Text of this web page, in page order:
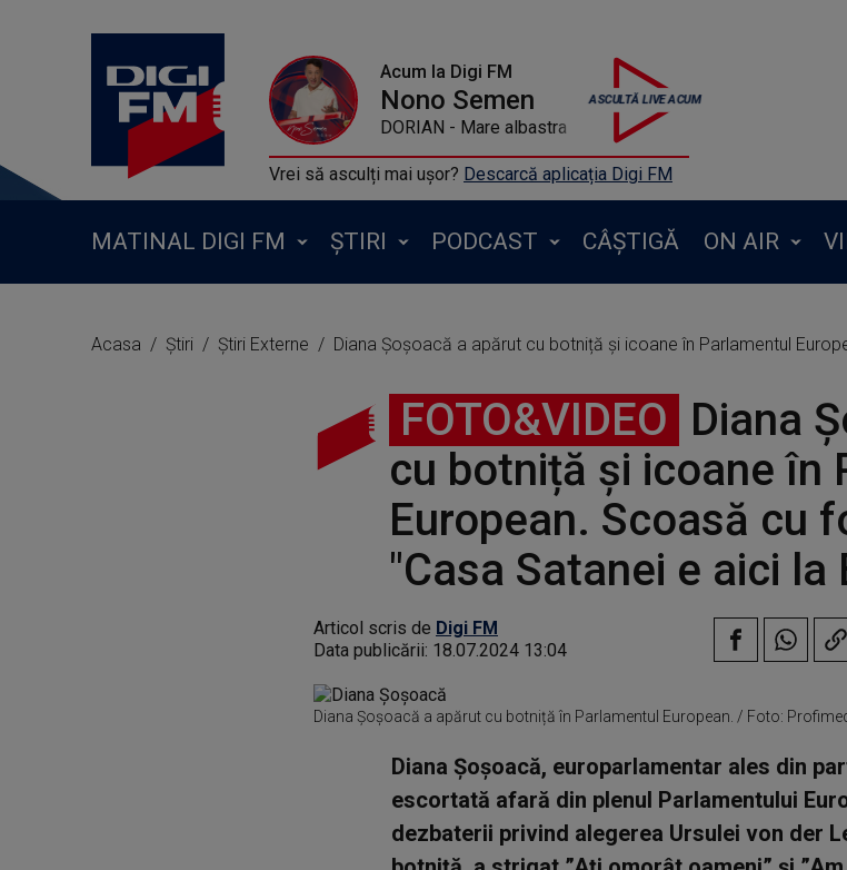
Acum la Digi FM
Nono Semen
DORIAN - Mare albastra
Vrei să asculți mai ușor? Descarcă aplicația Digi FM
MATINAL DIGI FM ȘTIRI PODCAST CÂȘTIGĂ ON AIR
Acasa Știri Știri Externe Diana Șoșoacă a apărut cu botniță și icoane în Parlamentul
FOTO&VIDEO Diana
cu botniță și icoane în
European. Scoasă cu
"Casa Satanei e aici la
Articol scris de Digi FM
Data publicării: 18.07.2024 13:04
Diana Șoșoacă a apărut cu botniță în Parlamentul European. / Foto:
Diana Şoşoacă, europarlamentar ales din
escortată afară din plenul Parlamentului
dezbaterii privind alegerea Ursulei von der